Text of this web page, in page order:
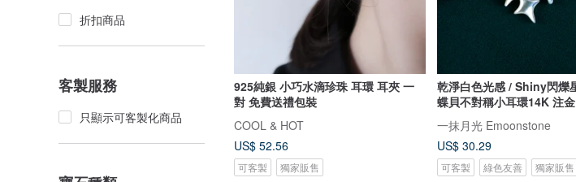
折扣商品
客製服務
只顯示可客製化商品
925純銀 小巧水滴珍珠 耳環 耳夾 一
對 免費送禮包裝
COOL & HOT
US$ 52.56
可客製 獨家販售
乾淨白色光感 / Shiny閃爍星芒 天然
蝶貝不對稱小耳環14K 注金
一抹月光 Emoonstone
US$ 30.29
可客製 綠色友善 獨家販售